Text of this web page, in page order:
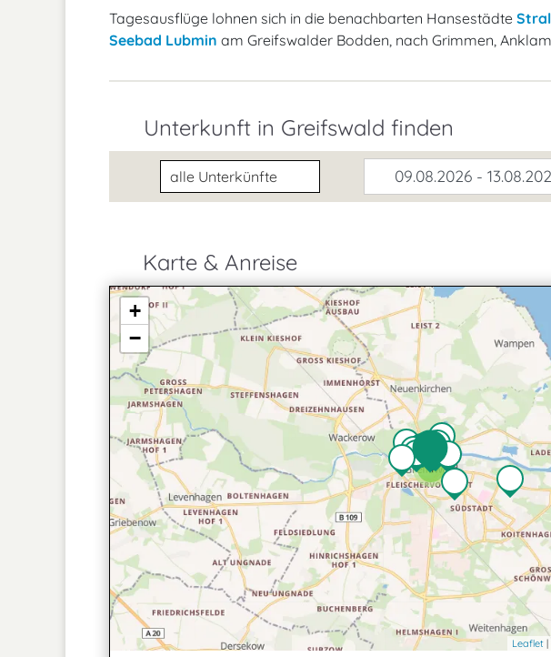
Tagesausflüge lohnen sich in die benachbarten Hansestädte
Seebad Lubmin am Greifswalder Bodden, nach Grimmen,
Unterkunft in Greifswald finden
Unterkunftsart 09.08.2026 -
Karte & Anreise
4
+
−
Leaflet